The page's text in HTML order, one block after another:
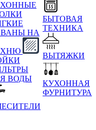
НА
ВОДЫ
БЫТОВАЯ
ТЕХНИКА
ВЫТЯЖКИ
КУХОННАЯ
ФУРНИТУРА